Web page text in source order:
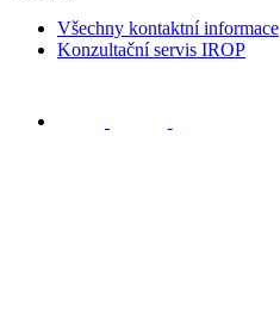
Všechny kontaktní informace
Konzultační servis IROP